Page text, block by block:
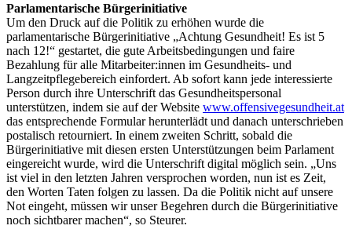
Parlamentarische Bürgerinitiative
Um den Druck auf die Politik zu erhöhen wurde die
parlamentarische Bürgerinitiative „Achtung Gesundheit! Es ist 5
nach 12!“ gestartet, die gute Arbeitsbedingungen und faire
Bezahlung für alle Mitarbeiter:innen im Gesundheits- und
Langzeitpflegebereich einfordert. Ab sofort kann jede interessierte
Person durch ihre Unterschrift das Gesundheitspersonal
unterstützen, indem sie auf der Website www.offensivegesundheit.at
das entsprechende Formular herunterlädt und danach unterschrieben
postalisch retourniert. In einem zweiten Schritt, sobald die
Bürgerinitiative mit diesen ersten Unterstützungen beim Parlament
eingereicht wurde, wird die Unterschrift digital möglich sein. „Uns
ist viel in den letzten Jahren versprochen worden, nun ist es Zeit,
den Worten Taten folgen zu lassen. Da die Politik nicht auf unsere
Not eingeht, müssen wir unser Begehren durch die Bürgerinitiative
noch sichtbarer machen“, so Steurer.